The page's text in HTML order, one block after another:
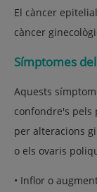
El càncer
càncer
Símptomes
Aquests
confondre's
per alteracions
o els ovaris
• Inflor o